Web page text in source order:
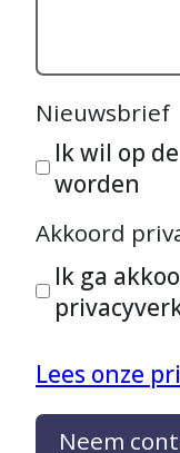
Nieuwsbrief
Ik wil op
worden
Akkoord
Ik ga
Lees onze
Neem